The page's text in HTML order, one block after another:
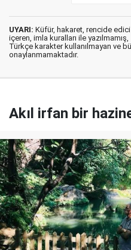
UYARI: Küfür, hakaret, rencide edici
içeren, imla kuralları ile yazılmamış,
Türkçe karakter kullanılmayan ve
onaylanmamaktadır.
Akıl irfan bir